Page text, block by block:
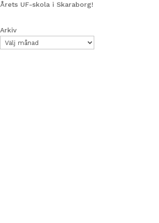
Årets UF-skola i Skaraborg!
Arkiv